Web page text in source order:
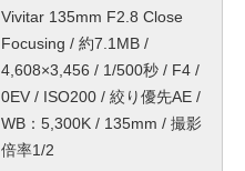
Vivitar 135mm F2.8 Close
Focusing / 約7.1MB /
4,608×3,456 / 1/500秒 / F4 /
0EV / ISO200 / 絞り優先AE /
WB：5,300K / 135mm / 撮影
倍率1/2